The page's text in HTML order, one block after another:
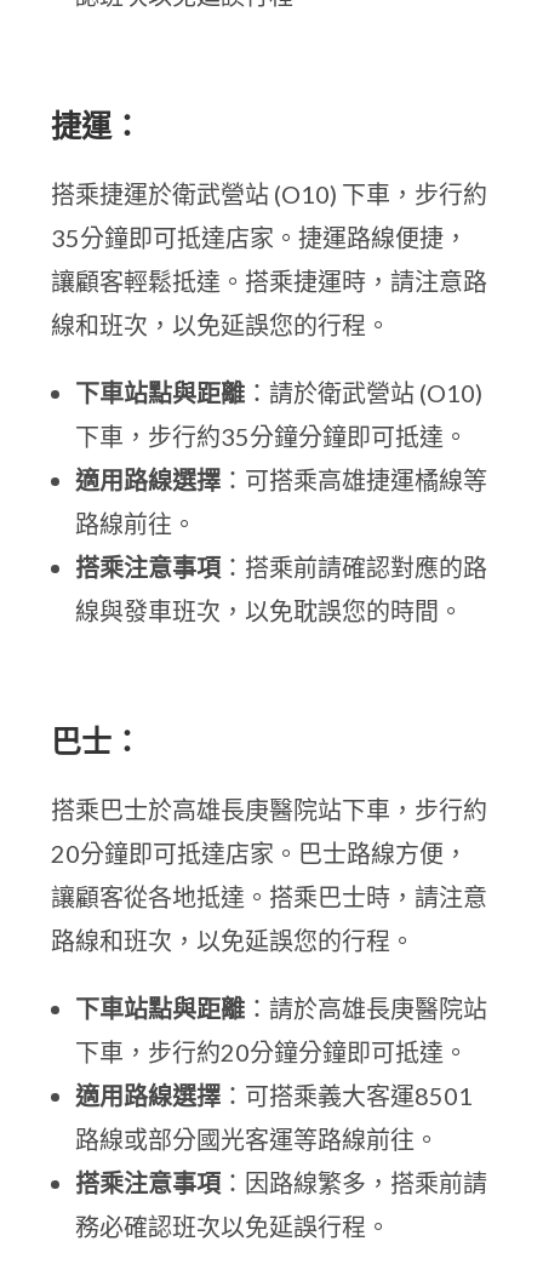
捷運：
搭乘捷運於衛武營站 (O10) 下車，步行約
35分鐘即可抵達店家。捷運路線便捷，
讓顧客輕鬆抵達。搭乘捷運時，請注意路
線和班次，以免延誤您的行程。
下車站點與距離 ：請於衛武營站 (O10)
下車，步行約35分鐘分鐘即可抵達。
適用路線選擇 ：可搭乘高雄捷運橘線等
路線前往。
搭乘注意事項 ：搭乘前請確認對應的路
線與發車班次，以免耽誤您的時間。
巴士：
搭乘巴士於高雄長庚醫院站下車，步行約
20分鐘即可抵達店家。巴士路線方便，
讓顧客從各地抵達。搭乘巴士時，請注意
路線和班次，以免延誤您的行程。
下車站點與距離 ：請於高雄長庚醫院站
下車，步行約20分鐘分鐘即可抵達。
適用路線選擇 ：可搭乘義大客運8501
路線或部分國光客運等路線前往。
搭乘注意事項 ：因路線繁多，搭乘前請
務必確認班次以免延誤行程。